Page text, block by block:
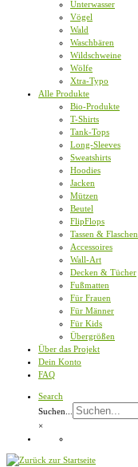
Unterwasser
Vögel
Wald
Waschbären
Wildschweine
Wölfe
Xtra-Typo
Alle Produkte
Bio-Produkte
T-Shirts
Tank-Tops
Long-Sleeves
Sweatshirts
Hoodies
Jacken
Mützen
Beutel
FlipFlops
Tassen & Flaschen
Accessoires
Wall-Art
Decken & Tücher
Fußmatten
Für Frauen
Für Männer
Für Kids
Übergrößen
Über das Projekt
Dein Konto
FAQ
Search
Suchen...
×